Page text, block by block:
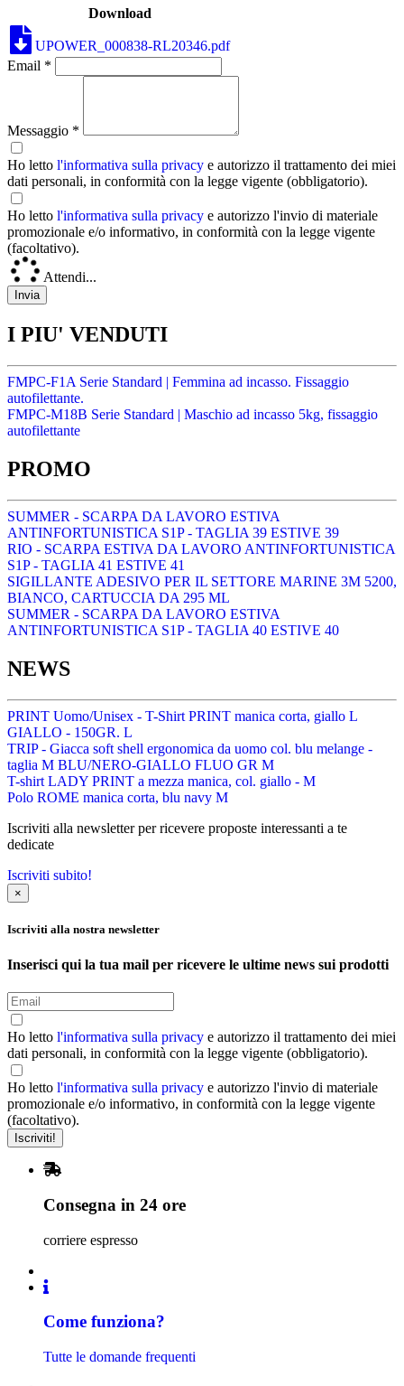
Download
UPOWER_000838-RL20346.pdf
Email *
Messaggio *
Ho letto l'informativa sulla privacy e autorizzo il trattamento dei miei
dati personali, in conformità con la legge vigente (obbligatorio).
Ho letto l'informativa sulla privacy e autorizzo l'invio di materiale
promozionale e/o informativo, in conformità con la legge vigente
(facoltativo).
Attendi...
I PIU' VENDUTI
FMPC-F1A Serie Standard | Femmina ad incasso. Fissaggio
autofilettante.
FMPC-M18B Serie Standard | Maschio ad incasso 5kg, fissaggio
autofilettante
PROMO
SUMMER - SCARPA DA LAVORO ESTIVA
ANTINFORTUNISTICA S1P - TAGLIA 39 ESTIVE 39
RIO - SCARPA ESTIVA DA LAVORO ANTINFORTUNISTICA
S1P - TAGLIA 41 ESTIVE 41
SIGILLANTE ADESIVO PER IL SETTORE MARINE 3M 5200,
BIANCO, CARTUCCIA DA 295 ML
SUMMER - SCARPA DA LAVORO ESTIVA
ANTINFORTUNISTICA S1P - TAGLIA 40 ESTIVE 40
NEWS
PRINT Uomo/Unisex - T-Shirt PRINT manica corta, giallo L
GIALLO - 150GR. L
TRIP - Giacca soft shell ergonomica da uomo col. blu melange -
taglia M BLU/NERO-GIALLO FLUO GR M
T-shirt LADY PRINT a mezza manica, col. giallo - M
Polo ROME manica corta, blu navy M
Iscriviti alla newsletter per ricevere proposte interessanti a te
dedicate
Iscriviti subito!
×
Iscriviti alla nostra newsletter
Inserisci qui la tua mail per ricevere le ultime news sui prodotti
Ho letto l'informativa sulla privacy e autorizzo il trattamento dei miei
dati personali, in conformità con la legge vigente (obbligatorio).
Ho letto l'informativa sulla privacy e autorizzo l'invio di materiale
promozionale e/o informativo, in conformità con la legge vigente
(facoltativo).
Consegna in 24 ore
corriere espresso
Come funziona?
Tutte le domande frequenti